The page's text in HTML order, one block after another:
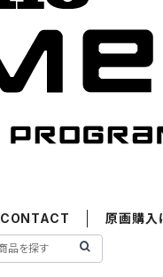
CONTACT
原画購入